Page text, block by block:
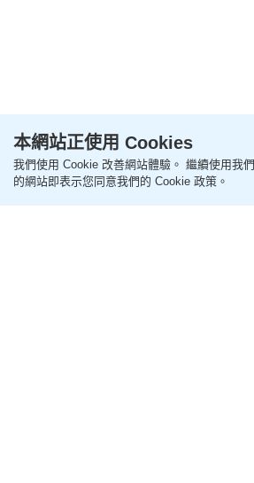
本網站正使用 Cookies
我們使用 Cookie 改善網站體驗。 繼續使用我們
的網站即表示您同意我們的 Cookie 政策。